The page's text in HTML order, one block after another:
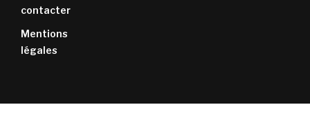
contacter
Mentions
légales